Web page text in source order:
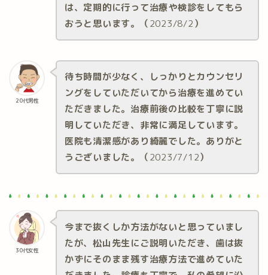
は、定期的に行って治療や検診をしてもら
おうと思います。（2023/8/2）
20代男性
待ち時間が少なく、しっかりとカウンセリ
ングをしていただいてから治療を進めてい
ただきました。治療前後の比較を丁寧に説
明していただき、非常に満足しています。
医院も清潔感があり綺麗でした。ありがと
うございました。（2023/7/12）
30代女性
今まで抜くしか方法がないと思っていまし
たが、松山先生にご説明いただき、歯は抜
かずにそのまま残す治療方法で進めていた